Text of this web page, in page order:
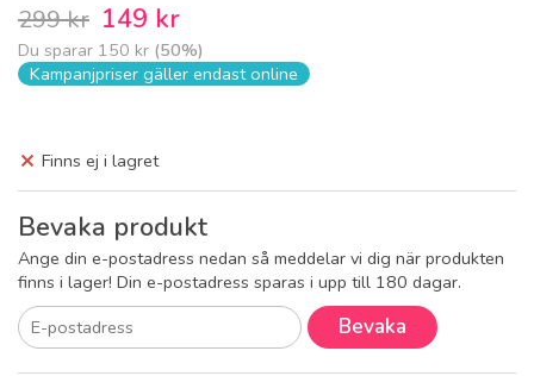
299 kr 149 kr
Du sparar 150 kr (50%)
Kampanjpriser gäller endast online
Finns ej i lagret
Bevaka produkt
Ange din e-postadress nedan så meddelar vi dig när produkten
finns i lager! Din e-postadress sparas i upp till 180 dagar.
Bevaka